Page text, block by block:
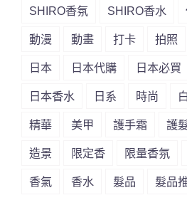
SHIRO香氛 SHIRO香水
動漫 動畫 打卡 拍照
日本 日本代購 日本必買
日本香水 日系 時尚
精華 美甲 護手霜 護
造景 限定香 限量香氛
香氣 香水 髮品 髮品